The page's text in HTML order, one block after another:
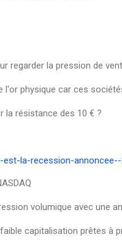
regarder la pression de
l'or physique car ces
la résistance des 10 € ?
la-recession-annoncee--
volumique avec une
capitalisation prêtes à